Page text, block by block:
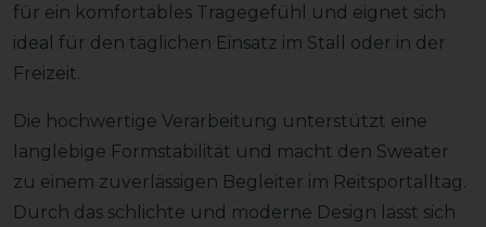
für ein komfortables Tragegefühl und eignet sich
ideal für den täglichen Einsatz im Stall oder in der
Freizeit.
Die hochwertige Verarbeitung unterstützt eine
langlebige Formstabilität und macht den Sweater
zu einem zuverlässigen Begleiter im Reitsportalltag.
Durch das schlichte und moderne Design lässt sich